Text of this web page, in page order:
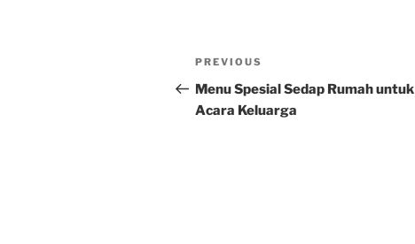
Post
navigation
Previous
Post
PREVIOUS
Menu Spesial Sedap Rumah untuk
Acara Keluarga